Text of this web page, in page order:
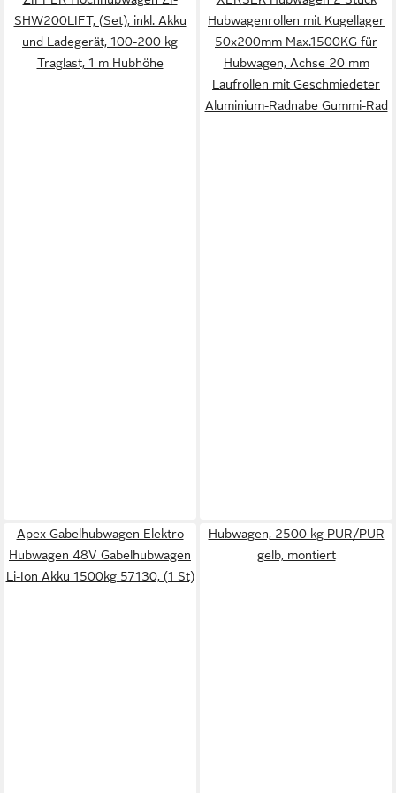
SHW200LIFT, (Set), inkl. Akku
und Ladegerät, 100-200 kg
Traglast, 1 m Hubhöhe
Hubwagenrollen mit Kugellager
50x200mm Max.1500KG für
Hubwagen, Achse 20 mm
Laufrollen mit Geschmiedeter
Aluminium-Radnabe Gummi-Rad
Apex Gabelhubwagen Elektro
Hubwagen 48V Gabelhubwagen
Li-Ion Akku 1500kg 57130, (1 St)
Hubwagen, 2500 kg PUR/PUR
gelb, montiert